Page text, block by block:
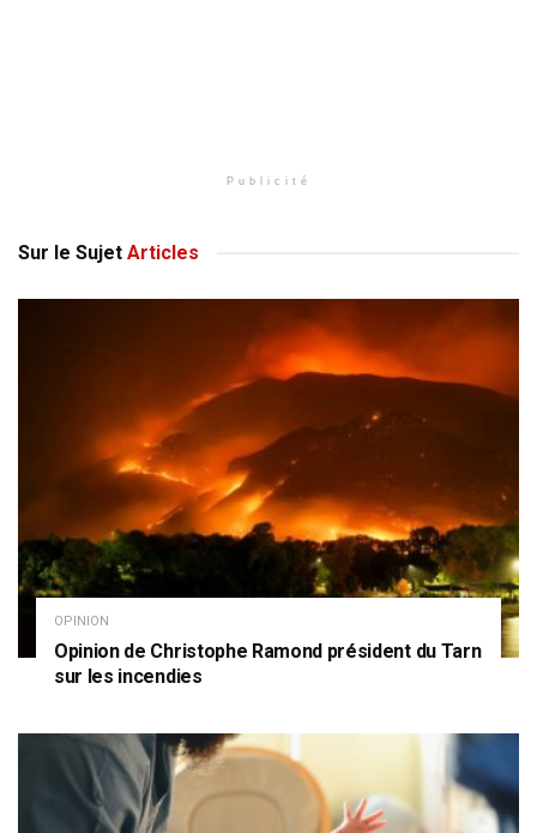
Publicité
Sur le Sujet Articles
OPINION
Opinion de Christophe Ramond président du Tarn
sur les incendies